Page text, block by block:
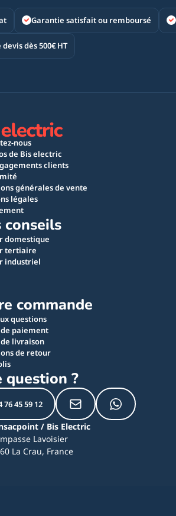
Garantie satisfait ou remboursé
dès 500€ HT
nous
de Bis electric
clients
générales de vente
légales
conseils
domestique
tertiaire
industriel
commande
questions
paiement
livraison
de retour
question ?
76 45 59 12
/ Bis Electric
Lavoisier
La Crau, France